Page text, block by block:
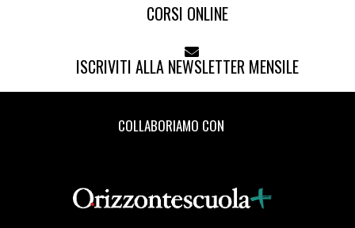
CORSI ONLINE
ISCRIVITI ALLA NEWSLETTER MENSILE
COLLABORIAMO CON